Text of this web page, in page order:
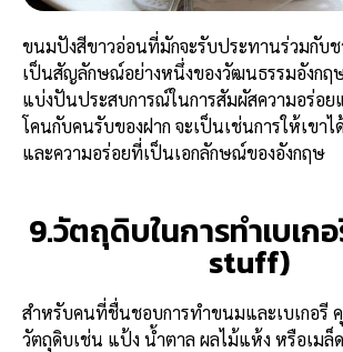
ขนมปังสีขาวอ่อนที่มักจะรับประทานร่วมกับ
เป็นสัญลักษณ์อย่างหนึ่งของวัฒนธรรมอังกฤ
แบ่งปันประสบการณ์ในการสัมผัสความอร่อ
โคนกับคนรับของฝาก จะเป็นเช่นการให้เขา
และความอร่อยที่เป็นเอกลักษณ์ของอังกฤษ
9.วัตถุดิบในการทำเบเก
stuff)
สำหรับคนที่ชื่นชอบการทำขนมและเบเกอรี
วัตถุดิบเช่น แป้ง น้ำตาล ผลไม้แห้ง หรือเมล็